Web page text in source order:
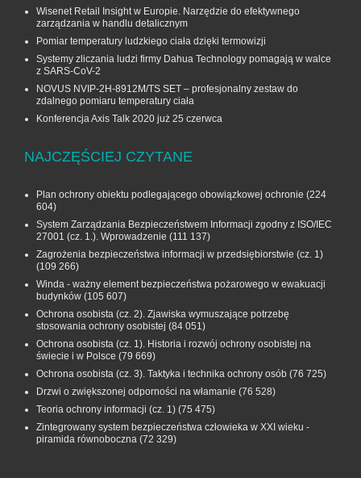
Wisenet Retail Insight w Europie. Narzędzie do efektywnego
zarządzania w handlu detalicznym
Pomiar temperatury ludzkiego ciała dzięki termowizji
Systemy zliczania ludzi firmy Dahua Technology pomagają w walce
z SARS-CoV-2
NOVUS NVIP-2H-8912M/TS SET – profesjonalny zestaw do
zdalnego pomiaru temperatury ciała
Konferencja Axis Talk 2020 już 25 czerwca
NAJCZĘŚCIEJ CZYTANE
Plan ochrony obiektu podlegającego obowiązkowej ochronie (224
604)
System Zarządzania Bezpieczeństwem Informacji zgodny z ISO/IEC
27001 (cz. 1.). Wprowadzenie (111 137)
Zagrożenia bezpieczeństwa informacji w przedsiębiorstwie (cz. 1)
(109 266)
Winda - ważny element bezpieczeństwa pożarowego w ewakuacji
budynków (105 607)
Ochrona osobista (cz. 2). Zjawiska wymuszające potrzebę
stosowania ochrony osobistej (84 051)
Ochrona osobista (cz. 1). Historia i rozwój ochrony osobistej na
świecie i w Polsce (79 669)
Ochrona osobista (cz. 3). Taktyka i technika ochrony osób (76 725)
Drzwi o zwiększonej odporności na włamanie (76 528)
Teoria ochrony informacji (cz. 1) (75 475)
Zintegrowany system bezpieczeństwa człowieka w XXI wieku -
piramida równoboczna (72 329)